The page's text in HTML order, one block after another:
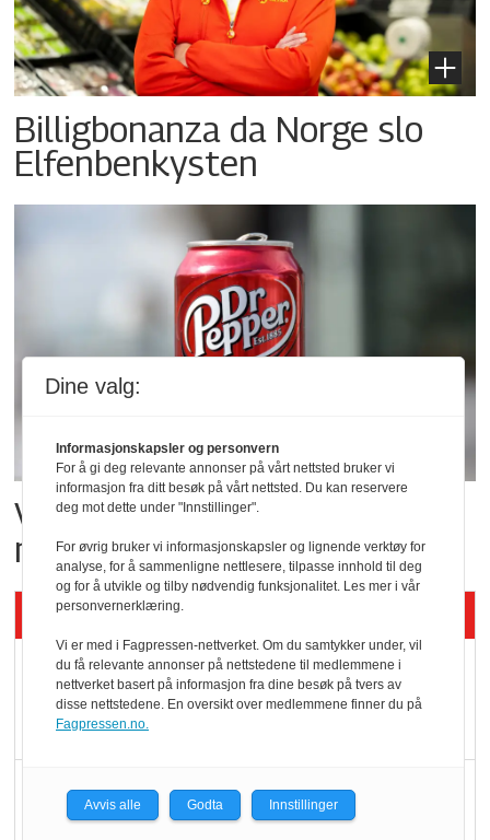
Billigbonanza da Norge slo
Elfenbenkysten
Vil vokse i brusmarkedet
med Dr Pepper
Siste artikler - KBS
Mat er viktigere enn
pris når elbilister
Ti bensinstasjoner
legger ned hver måned
Dine valg:
Informasjonskapsler og personvern
For å gi deg relevante annonser på vårt nettsted bruker vi
informasjon fra ditt besøk på vårt nettsted. Du kan reservere
deg mot dette under "Innstillinger".
For øvrig bruker vi informasjonskapsler og lignende verktøy for
analyse, for å sammenligne nettlesere, tilpasse innhold til deg
og for å utvikle og tilby nødvendig funksjonalitet. Les mer i vår
personvernerklæring.
Vi er med i Fagpressen-nettverket. Om du samtykker under, vil
du få relevante annonser på nettstedene til medlemmene i
nettverket basert på informasjon fra dine besøk på tvers av
disse nettstedene. En oversikt over medlemmene finner du på
Fagpressen.no.
Avvis alle Godta Innstillinger